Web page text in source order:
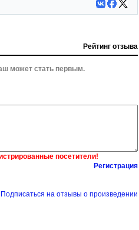
Рейтинг отзыва
может стать первым.
посетители!
Регистрация
Подписаться на отзывы о произведении